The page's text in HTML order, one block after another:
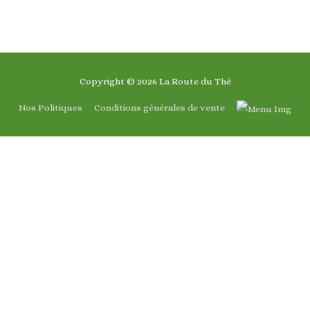
Copyright © 2026 La Route du Thé
Nos Politiques Conditions générales de vente